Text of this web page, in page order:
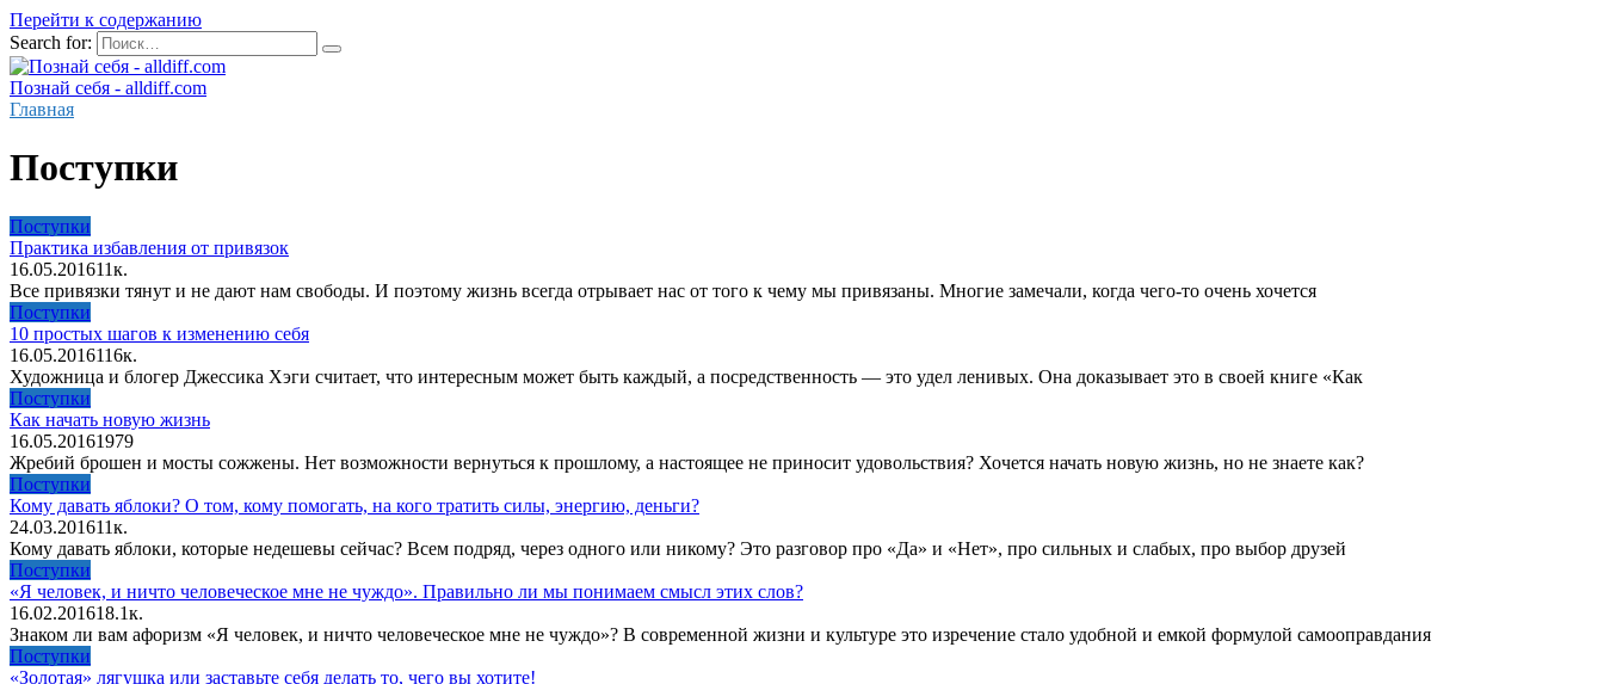
Перейти к содержанию
Search for:
Познай себя - alldiff.com
Главная
Поступки
Поступки
Практика избавления от привязок
16.05.201611к.
Все привязки тянут и не дают нам свободы. И поэтому жизнь всегда отрывает нас от того к чему мы привязаны. Многие замечали, когда чего-то очень хочется
Поступки
10 простых шагов к изменению себя
16.05.2016116к.
Художница и блогер Джессика Хэги считает, что интересным может быть каждый, а посредственность — это удел ленивых. Она доказывает это в своей книге «Как
Поступки
Как начать новую жизнь
16.05.20161979
Жребий брошен и мосты сожжены. Нет возможности вернуться к прошлому, а настоящее не приносит удовольствия? Хочется начать новую жизнь, но не знаете как?
Поступки
Кому давать яблоки? О том, кому помогать, на кого тратить силы, энергию, деньги?
24.03.201611к.
Кому давать яблоки, которые недешевы сейчас? Всем подряд, через одного или никому? Это разговор про «Да» и «Нет», про сильных и слабых, про выбор друзей
Поступки
«Я человек, и ничто человеческое мне не чуждо». Правильно ли мы понимаем смысл этих слов?
16.02.201618.1к.
Знаком ли вам афоризм «Я человек, и ничто человеческое мне не чуждо»? В современной жизни и культуре это изречение стало удобной и емкой формулой самооправдания
Поступки
«Золотая» лягушка или заставьте себя делать то, чего вы хотите!